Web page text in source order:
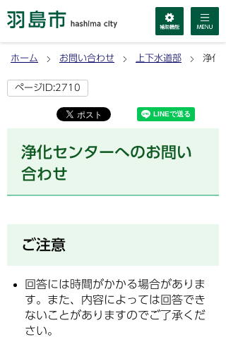
ホーム お問い合わせ 上下水道部 浄化
ページID:2710
浄化センターへのお問い
合わせ
ご注意
回答には時間がかかる場合がありま
す。また、内容によっては回答でき
ないことがありますのでご了承くだ
さい。